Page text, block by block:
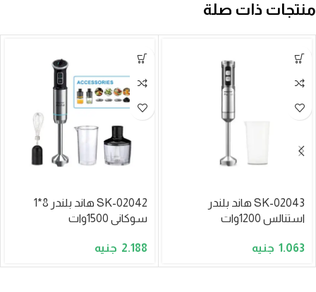
منتجات ذات صلة
SK-02043 هاند بلندر
استنالس 1200وات
1.063
SK-02042 هاند بلندر 8*1
سوكانى 1500وات
2.188